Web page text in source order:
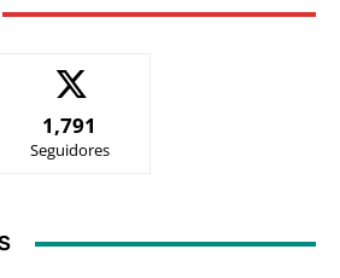
1,791
Seguidores